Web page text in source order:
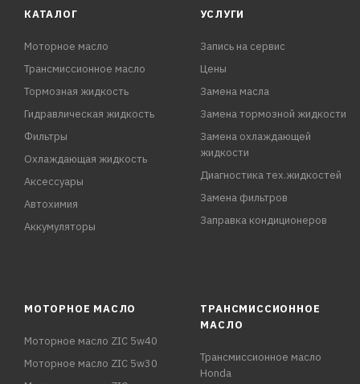
КАТАЛОГ
Моторное масло
Трансмиссионное масло
Тормозная жидкость
Гидравлическая жидкость
Фильтры
Охлаждающая жидкость
Аксессуары
Автохимия
Аккумуляторы
УСЛУГИ
Запись на сервис
Цены
Замена масла
Замена тормозной жидкости
Замена охлаждающей
жидкости
Диагностика тех.жидкостей
Замена фильтров
Заправка кондиционеров
МОТОРНОЕ МАСЛО
Моторное масло ZIC 5w40
Моторное масло ZIC 5w30
ТРАНСМИССИОННОЕ
МАСЛО
Трансмиссионное масло
Honda